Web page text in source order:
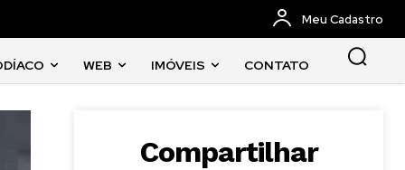
Meu Cadastro
WEB IMÓVEIS CONTATO
Compartilhar